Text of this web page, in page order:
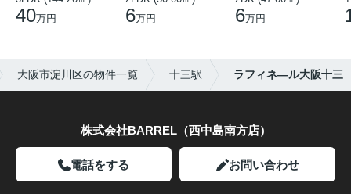
40万円 6万円 6万円
大阪市淀川区の物件一覧 十三駅 ラフィネ―ル大阪十三
株式会社BARREL（西中島南方店）
電話をする お問い合わせ